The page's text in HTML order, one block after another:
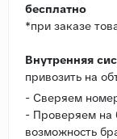
бесплатно
*при заказе
Внутренняя
привозить на
- Сверяем
- Проверяем на
возможность